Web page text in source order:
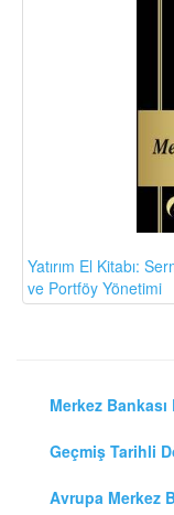
Yatırım El Kitabı:
ve Portföy Yönetimi
Merkez Bankası
Geçmiş Tarihli
Avrupa Merkez